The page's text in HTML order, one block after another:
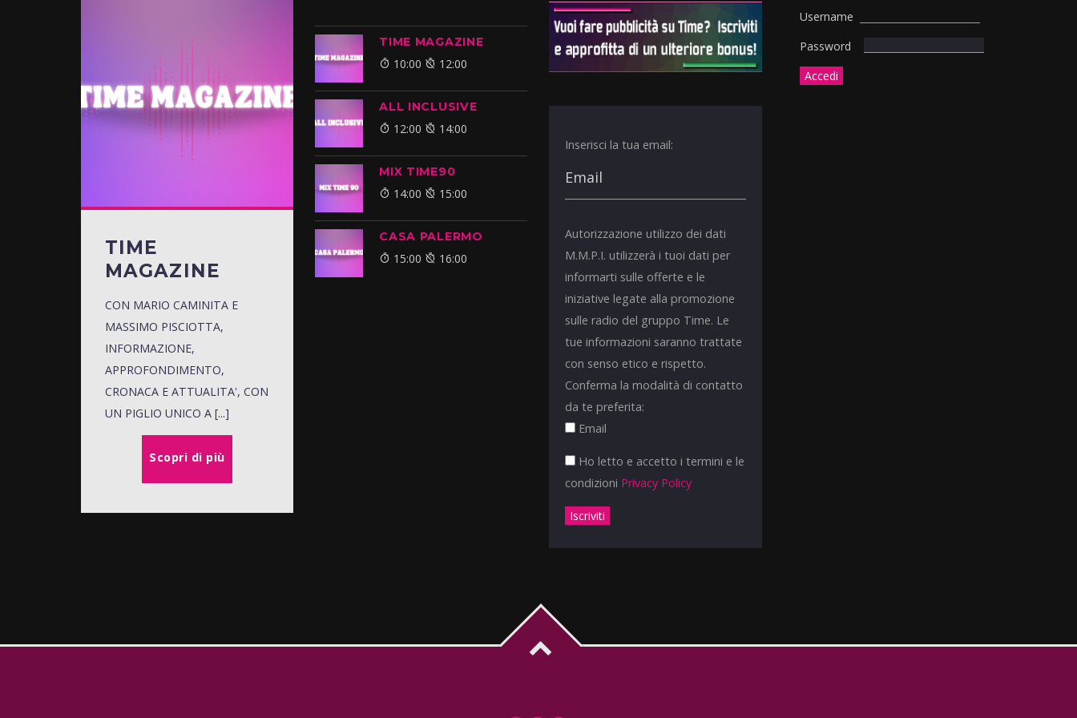
TIME
MAGAZINE
CON MARIO CAMINITA E
MASSIMO PISCIOTTA,
INFORMAZIONE,
APPROFONDIMENTO,
CRONACA E ATTUALITA', CON
UN PIGLIO UNICO A [...]
Scopri di più
TIME MAGAZINE
10:00 12:00
ALL INCLUSIVE
12:00 14:00
MIX TIME90
14:00 15:00
CASA PALERMO
15:00 16:00
Inserisci la tua email:
Autorizzazione utilizzo dei dati
M.M.P.I. utilizzerà i tuoi dati per
informarti sulle offerte e le
iniziative legate alla promozione
sulle radio del gruppo Time. Le
tue informazioni saranno trattate
con senso etico e rispetto.
Conferma la modalità di contatto
da te preferita:
Email
Ho letto e accetto i termini e le
condizioni Privacy Policy
Username
Password